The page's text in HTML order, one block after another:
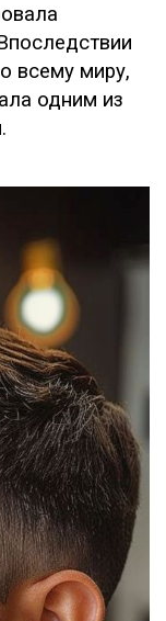
всему миру,
одним из